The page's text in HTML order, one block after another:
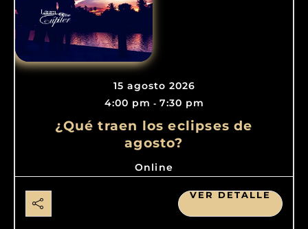
15 agosto 2026
4:00 pm - 7:30 pm
¿Qué traen los eclipses de
agosto?
Online
VER DETALLE